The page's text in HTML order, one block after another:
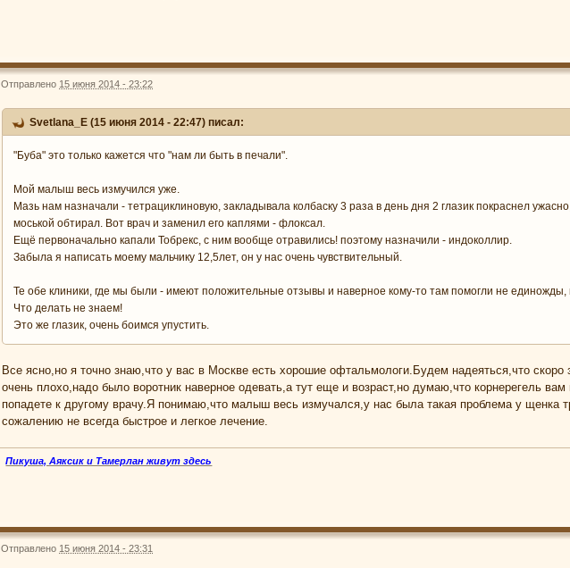
Отправлено 15 июня 2014 - 23:22
Svetlana_E (15 июня 2014 - 22:47) писал:
"Буба" это только кажется что "нам ли быть в печали".
Мой малыш весь измучился уже.
Мазь нам назначали - тетрациклиновую, закладывала колбаску 3 раза в день дня 2 глазик покраснел
моськой обтирал. Вот врач и заменил его каплями - флоксал.
Ещё первоначально капали Тобрекс, с ним вообще отравились! поэтому назначили - индоколлир.
Забыла я написать моему мальчику 12,5лет, он у нас очень чувствительный.
Те обе клиники, где мы были - имеют положительные отзывы и наверное кому-то там помогли не единожды,
Что делать не знаем!
Это же глазик, очень боимся упустить.
Все ясно,но я точно знаю,что у вас в Москве есть хорошие офтальмологи.Будем надеяться,что скоро
очень плохо,надо было воротник наверное одевать,а тут еще и возраст,но думаю,что корнерегель
попадете к другому врачу.Я понимаю,что малыш весь измучался,у нас была такая проблема у щенка
сожалению не всегда быстрое и легкое лечение.
Пикуша, Аяксик и Тамерлан живут здесь
Отправлено 15 июня 2014 - 23:31